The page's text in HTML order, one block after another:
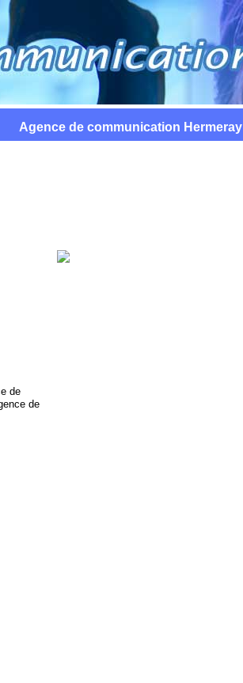
Agence de communication Hermeray
de
de